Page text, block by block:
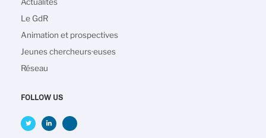
navigation
Le GdR
Animation et prospectives
Jeunes chercheurs·euses
Réseau
FOLLOW US